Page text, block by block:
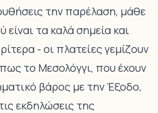
την παρέλαση, μάθε
τα καλά σημεία και
- οι πλατείες γεμίζουν
το Μεσολόγγι, που έχουν
βάρος με την Έξοδο,
εκδηλώσεις της